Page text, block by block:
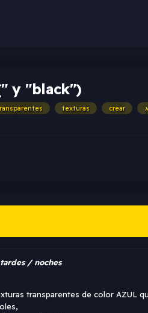
y "black")
texturas crear
/ noches
transparentes de color AZUL